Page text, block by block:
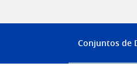
Conjuntos de